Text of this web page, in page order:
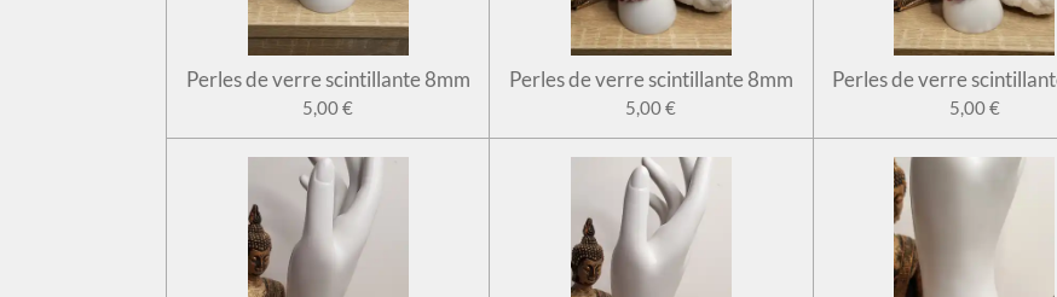
Perles de verre scintillante 8mm
5,00 €
Perles de verre scintillante 8mm
5,00 €
Perles de verre
5,00 €